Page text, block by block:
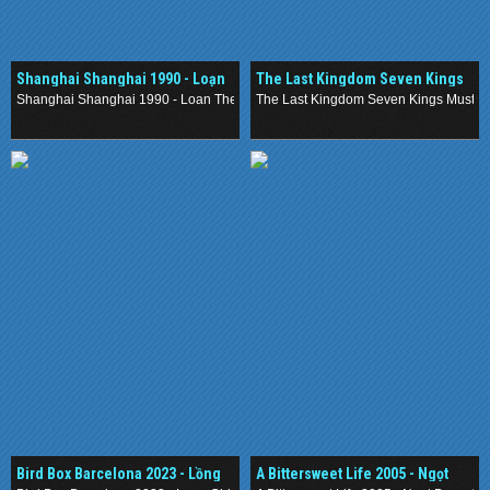
Shanghai Shanghai 1990 - Loạn
Thế Nhi Nữ
Shanghai Shanghai 1990 - Loan The Nhi Nu
The Last Kingdom Seven Kings
Must Die 2023 - Cái chết của bảy
The Last Kingdom Seven Kings Must
Bird Box Barcelona 2023 - Lồng
A Bittersweet Life 2005 - Ngọt